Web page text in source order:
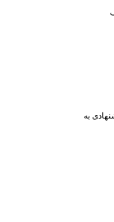
مجاز این محصول روزانه 3 ویال است. رعایت دوز پیشنهادی به